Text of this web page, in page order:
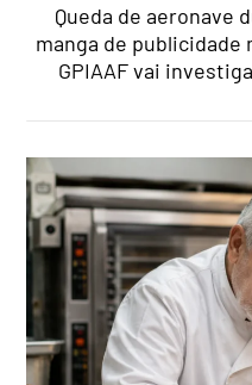
Queda de aeronave
manga de publicidade
GPIAAF vai